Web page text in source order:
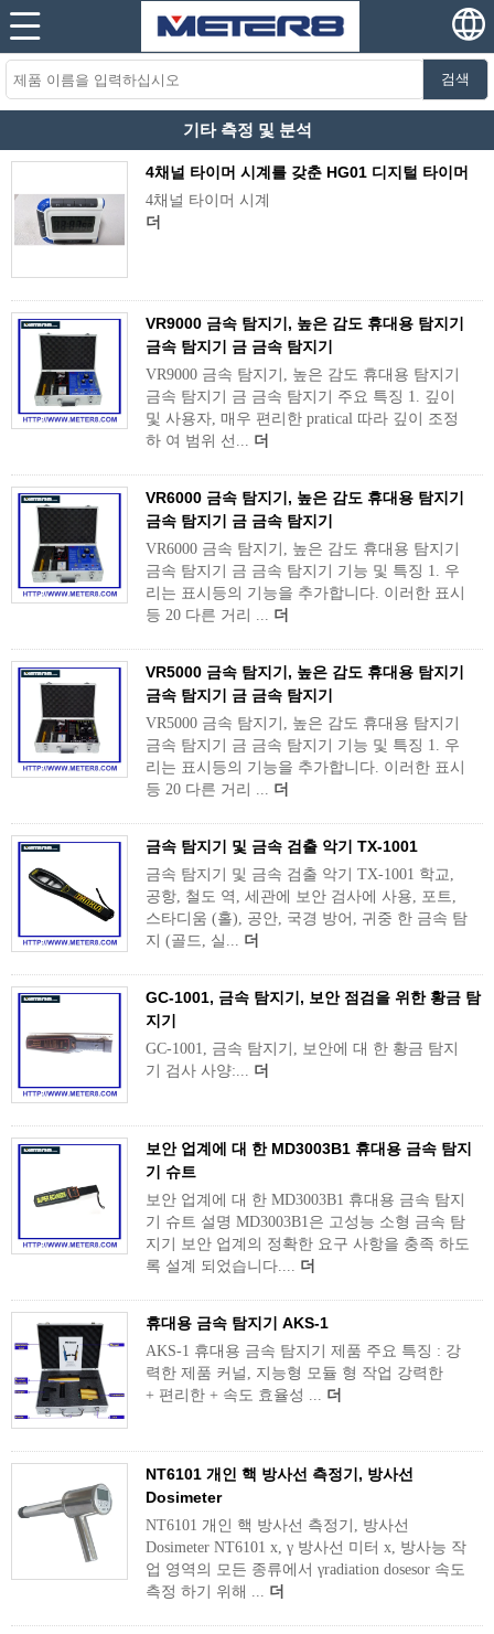
검색
기타 측정 및 분석
4채널 타이머 시계를 갖춘 HG01 디지털 타이머
4채널 타이머 시계
더
VR9000 금속 탐지기, 높은 감도 휴대용 탐지기
금속 탐지기 금 금속 탐지기
VR9000 금속 탐지기, 높은 감도 휴대용 탐지기
금속 탐지기 금 금속 탐지기 주요 특징 1. 깊이
및 사용자, 매우 편리한 pratical 따라 깊이 조정
하 여 범위 선... 더
VR6000 금속 탐지기, 높은 감도 휴대용 탐지기
금속 탐지기 금 금속 탐지기
VR6000 금속 탐지기, 높은 감도 휴대용 탐지기
금속 탐지기 금 금속 탐지기 기능 및 특징 1. 우
리는 표시등의 기능을 추가합니다. 이러한 표시
등 20 다른 거리 ... 더
VR5000 금속 탐지기, 높은 감도 휴대용 탐지기
금속 탐지기 금 금속 탐지기
VR5000 금속 탐지기, 높은 감도 휴대용 탐지기
금속 탐지기 금 금속 탐지기 기능 및 특징 1. 우
리는 표시등의 기능을 추가합니다. 이러한 표시
등 20 다른 거리 ... 더
금속 탐지기 및 금속 검출 악기 TX-1001
금속 탐지기 및 금속 검출 악기 TX-1001 학교,
공항, 철도 역, 세관에 보안 검사에 사용, 포트,
스타디움 (홀), 공안, 국경 방어, 귀중 한 금속 탐
지 (골드, 실... 더
GC-1001, 금속 탐지기, 보안 점검을 위한 황금 탐
지기
GC-1001, 금속 탐지기, 보안에 대 한 황금 탐지
기 검사 사양:... 더
보안 업계에 대 한 MD3003B1 휴대용 금속 탐지
기 슈트
보안 업계에 대 한 MD3003B1 휴대용 금속 탐지
기 슈트 설명 MD3003B1은 고성능 소형 금속 탐
지기 보안 업계의 정확한 요구 사항을 충족 하도
록 설계 되었습니다.... 더
휴대용 금속 탐지기 AKS-1
AKS-1 휴대용 금속 탐지기 제품 주요 특징 : 강
력한 제품 커널, 지능형 모듈 형 작업 강력한
+ 편리한 + 속도 효율성 ... 더
NT6101 개인 핵 방사선 측정기, 방사선
Dosimeter
NT6101 개인 핵 방사선 측정기, 방사선
Dosimeter NT6101 х, γ 방사선 미터 х, 방사능 작
업 영역의 모든 종류에서 γradiation dosesor 속도
측정 하기 위해 ... 더